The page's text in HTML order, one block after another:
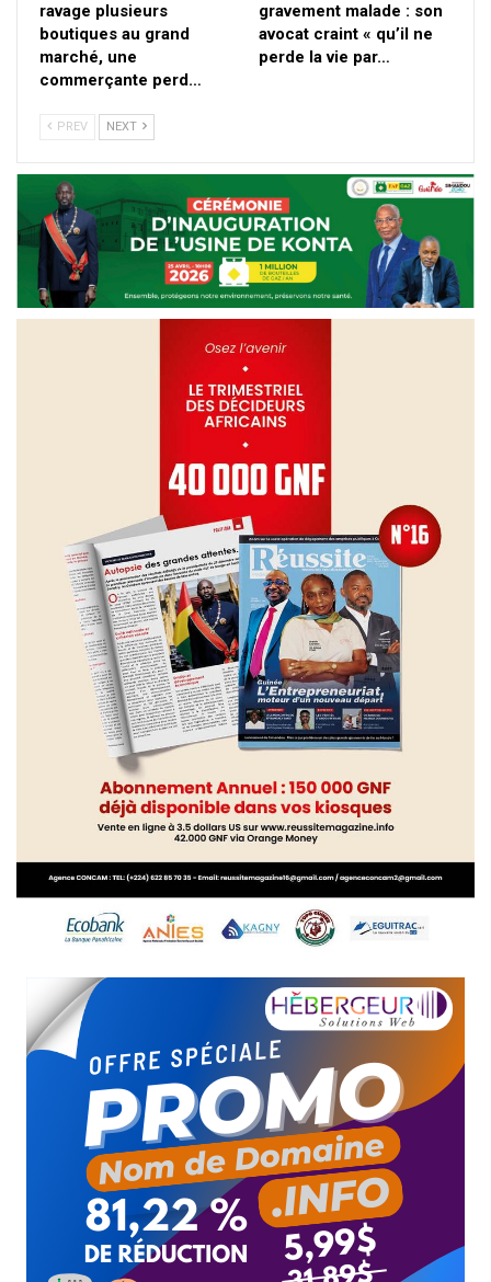
ravage plusieurs
boutiques au grand
marché, une
commerçante perd…
gravement malade : son
avocat craint « qu’il ne
perde la vie par…
PREV NEXT